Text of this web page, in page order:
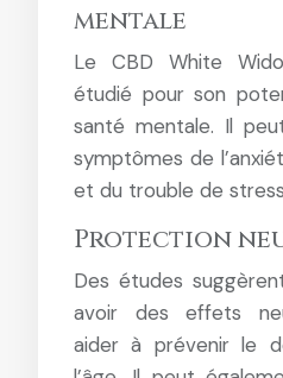
mentale
Le CBD White
étudié pour son
santé mentale. Il
symptômes de
et du trouble de
Protection
Des études
avoir des effets
aider à prévenir le